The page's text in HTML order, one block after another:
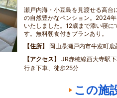
瀬戸内海・小豆島を見渡せる高台
の自然豊かなペンション。2024
いたしました。12歳まで添い寝
す。無料朝食付きプランあり。
住所
岡山県瀬戸内市牛窓町
アクセス
JR赤穂線西大寺駅
行き下車、徒歩25分
この施